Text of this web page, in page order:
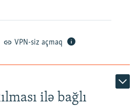
VPN-siz açmaq
ilə bağlı